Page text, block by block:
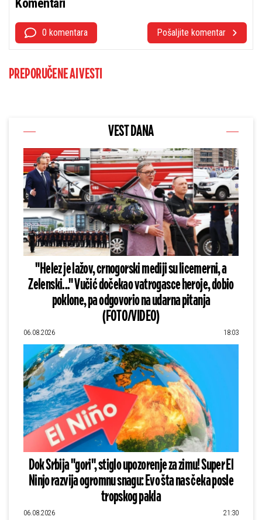
Komentari
0 komentara Pošaljite komentar
PREPORUČENE AI VESTI
VEST DANA
"Helez je lažov, crnogorski mediji su licemerni, a
Zelenski..." Vučić dočekao vatrogasce heroje, dobio
poklone, pa odgovorio na udarna pitanja
(FOTO/VIDEO)
06.08.2026 18:03
Dok Srbija "gori", stiglo upozorenje za zimu! Super El
Ninjo razvija ogromnu snagu: Evo šta nas čeka posle
tropskog pakla
06.08.2026 21:30